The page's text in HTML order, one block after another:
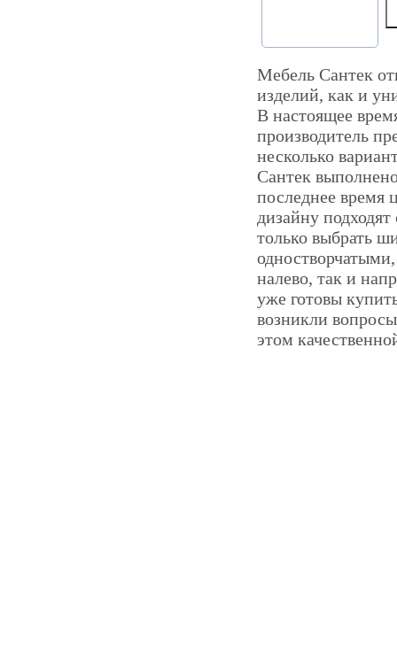
Мебель Сантек
изделий, как и
В настоящее
производитель
несколько
Сантек
последнее время
дизайну
только выбрать
налево, так и
уже готовы
возникли
этом